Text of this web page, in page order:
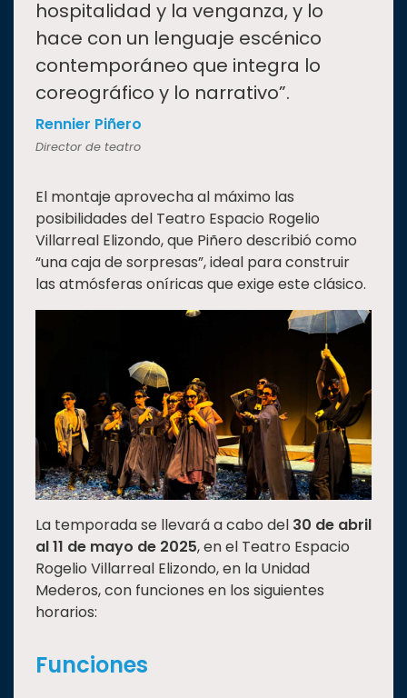
hospitalidad y la venganza, y lo
hace con un lenguaje escénico
contemporáneo que integra lo
coreográfico y lo narrativo”.
Rennier Piñero
Director de teatro
El montaje aprovecha al máximo las
posibilidades del Teatro Espacio Rogelio
Villarreal Elizondo, que Piñero describió como
“una caja de sorpresas”, ideal para construir
las atmósferas oníricas que exige este clásico.
La temporada se llevará a cabo del 30 de abril
al 11 de mayo de 2025, en el Teatro Espacio
Rogelio Villarreal Elizondo, en la Unidad
Mederos, con funciones en los siguientes
horarios:
Funciones